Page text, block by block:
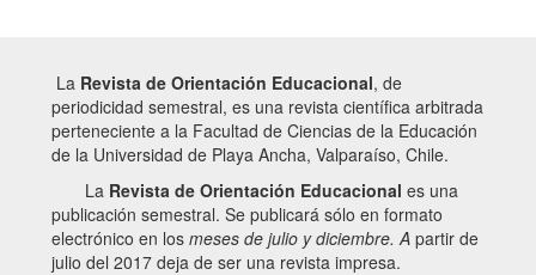
La Revista de Orientación Educacional, de
periodicidad semestral, es una revista científica arbitrada
perteneciente a la Facultad de Ciencias de la Educación
de la Universidad de Playa Ancha, Valparaíso, Chile.
La Revista de Orientación Educacional es una
publicación semestral. Se publicará sólo en formato
electrónico en los meses de julio y diciembre. A partir de
julio del 2017 deja de ser una revista impresa.